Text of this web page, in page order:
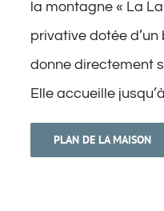
la montagne « La
privative dotée
donne directement
Elle accueille
PLAN DE LA MAISON